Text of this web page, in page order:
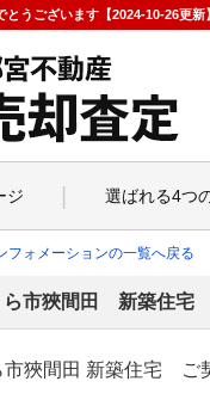
ございます【2024-10-26更新
ジ 選ばれる4つ
フォメーションの一覧へ戻る
ら市狹間田 新築住宅
市狹間田 新築住宅 ご